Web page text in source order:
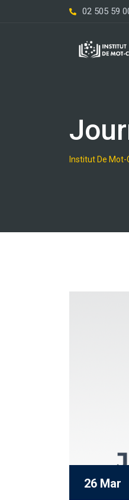
02 505 59
Institut De
26 Mar